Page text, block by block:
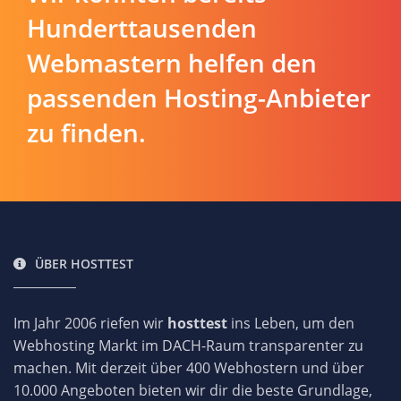
Hunderttausenden
Webmastern helfen den
passenden Hosting-Anbieter
zu finden.
ÜBER HOSTTEST
Im Jahr 2006 riefen wir hosttest ins Leben, um den
Webhosting Markt im DACH-Raum transparenter zu
machen. Mit derzeit über 400 Webhostern und über
10.000 Angeboten bieten wir dir die beste Grundlage,